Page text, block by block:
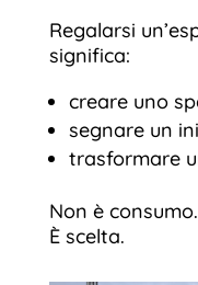
Regalarsi
significa:
creare uno
segnare un
trasformare
Non è consumo.
È scelta.